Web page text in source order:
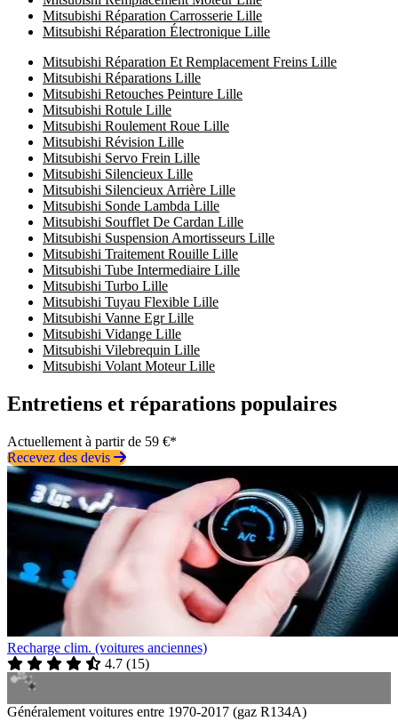
Mitsubishi Réparation Carrosserie Lille
Mitsubishi Réparation Électronique Lille
Mitsubishi Réparation Et Remplacement Freins Lille
Mitsubishi Réparations Lille
Mitsubishi Retouches Peinture Lille
Mitsubishi Rotule Lille
Mitsubishi Roulement Roue Lille
Mitsubishi Révision Lille
Mitsubishi Servo Frein Lille
Mitsubishi Silencieux Lille
Mitsubishi Silencieux Arrière Lille
Mitsubishi Sonde Lambda Lille
Mitsubishi Soufflet De Cardan Lille
Mitsubishi Suspension Amortisseurs Lille
Mitsubishi Traitement Rouille Lille
Mitsubishi Tube Intermediaire Lille
Mitsubishi Turbo Lille
Mitsubishi Tuyau Flexible Lille
Mitsubishi Vanne Egr Lille
Mitsubishi Vidange Lille
Mitsubishi Vilebrequin Lille
Mitsubishi Volant Moteur Lille
Entretiens et réparations populaires
Actuellement à partir de 59 €*
Recevez des devis
Recharge clim. (voitures anciennes)
4.7 (15)
Généralement voitures entre 1970-2017 (gaz R134A)